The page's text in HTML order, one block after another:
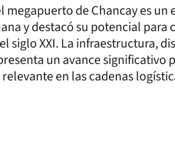
megapuerto de Chancay es un
y destacó su potencial para
siglo XXI. La infraestructura,
un avance significativo
en las cadenas